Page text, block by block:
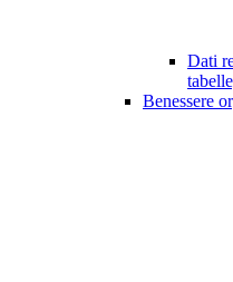
Dati
Benessere